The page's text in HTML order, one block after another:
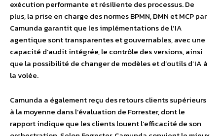
exécution performante et résiliente des processus. De
plus, la prise en charge des normes BPMN, DMN et MCP par
Camunda garantit que les implémentations de l’IA
agentique sont transparentes et gouvernables, avec une
capacité d’audit intégrée, le contrôle des versions, ainsi
que la possibilité de changer de modèles et d’outils d’IA à
la volée.
Camunda a également reçu des retours clients supérieurs
à la moyenne dans l’évaluation de Forrester, dont le
rapport indique que les clients louent l’efficacité de son